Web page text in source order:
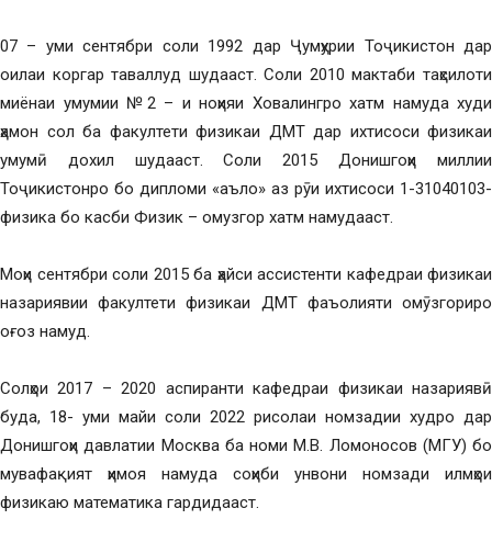
07 – уми сентябри соли 1992 дар Ҷумҳурии Тоҷикистон дар
оилаи коргар таваллуд шудааст. Соли 2010 мактаби таҳсилоти
миёнаи умумии №2 – и ноҳияи Ховалингро хатм намуда худи
ҳамон сол ба факултети физикаи ДМТ дар ихтисоси физикаи
умумӣ дохил шудааст. Соли 2015 Донишгоҳи миллии
Тоҷикистонро бо дипломи «аъло» аз рӯи ихтисоси 1-31040103-
физика бо касби Физик – омузгор хатм намудааст.
Моҳи сентябри соли 2015 ба ҳайси ассистенти кафедраи физикаи
назариявии факултети физикаи ДМТ фаъолияти омӯзгориро
оғоз намуд.
Солҳои 2017 – 2020 аспиранти кафедраи физикаи назариявӣ
буда, 18- уми майи соли 2022 рисолаи номзадии худро дар
Донишгоҳи давлатии Москва ба номи М.В. Ломоносов (МГУ) бо
мувафақият ҳимоя намуда соҳиби унвони номзади илмҳои
физикаю математика гардидааст.